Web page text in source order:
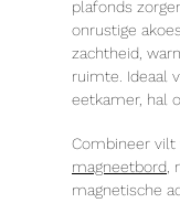
plafonds
onrustige
zachtheid,
ruimte. Ideaal
eetkamer, hal
Combineer vilt
magneetbord,
magnetische